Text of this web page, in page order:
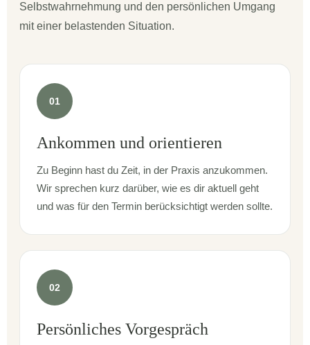
Selbstwahrnehmung und den persönlichen Umgang
mit einer belastenden Situation.
01
Ankommen und orientieren
Zu Beginn hast du Zeit, in der Praxis anzukommen.
Wir sprechen kurz darüber, wie es dir aktuell geht
und was für den Termin berücksichtigt werden sollte.
02
Persönliches Vorgespräch